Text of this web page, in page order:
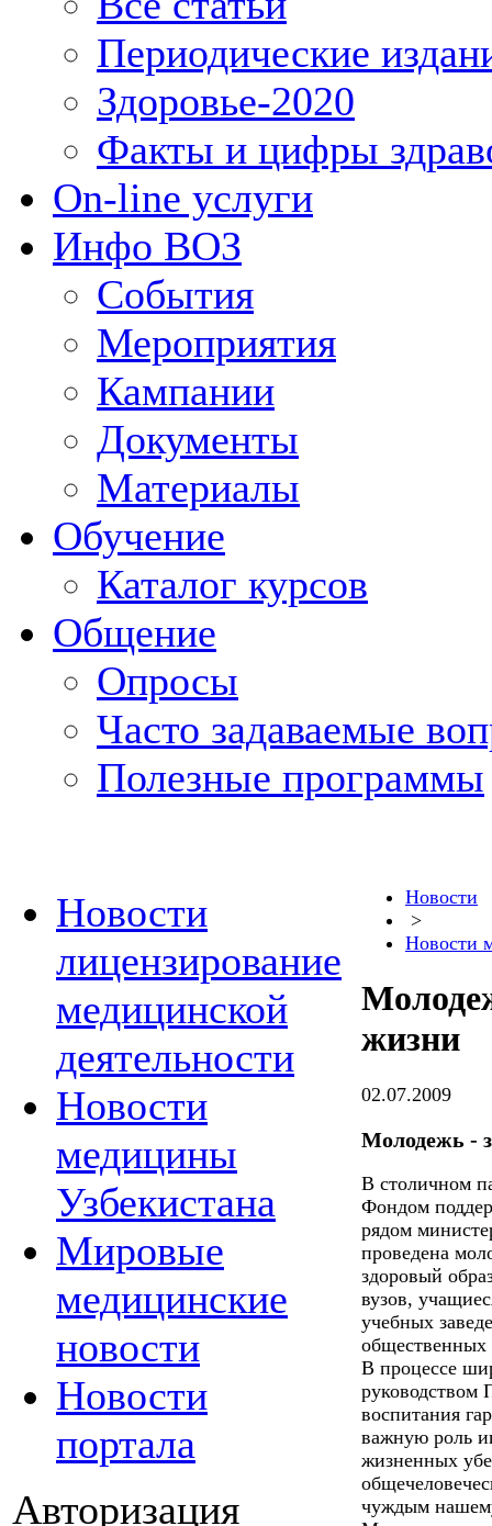
Периодические
Здоровье-2020
Факты и цифры
On-line услуги
Инфо ВОЗ
События
Мероприятия
Кампании
Документы
Материалы
Обучение
Каталог курсов
Общение
Опросы
Часто задаваемые
Полезные программы
Новости
лицензирование
медицинской
деятельности
Новости
медицины
Узбекистана
Мировые
медицинские
новости
Новости
портала
Авторизация
Новости
>
Новости
жизни
02.07.2009
Молодежь -
В столичном
Фондом
рядом
проведена
здоровый
вузов,
учебных
общественных
В процессе
руководством
воспитания
важную роль
жизненных
чуждым